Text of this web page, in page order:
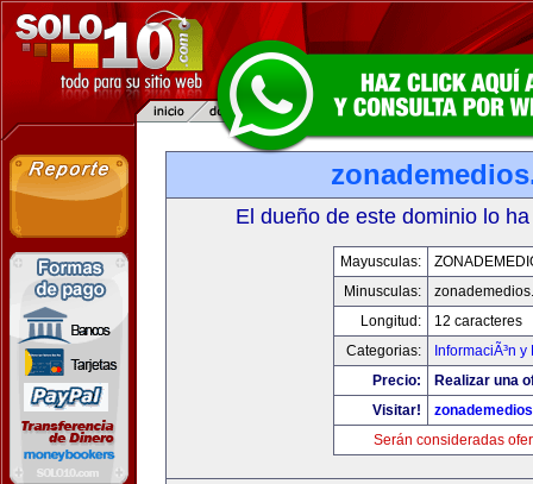
El dueño de este dominio lo
Mayusculas:
Minusculas:
Longitud:
12 caracteres
Categorias:
InformaciÃ³n
Precio:
Realizar una
Visitar!
Serán consideradas